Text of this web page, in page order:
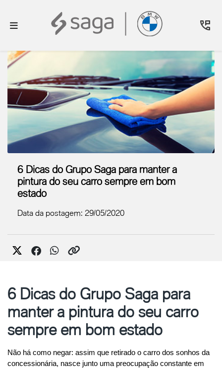
6 Dicas do Grupo Saga para manter a
pintura do seu carro sempre em bom
estado
Data da postagem: 29/05/2020
6 Dicas do Grupo Saga para
manter a pintura do seu carro
sempre em bom estado
Não há como negar: assim que retirado o carro dos sonhos da
concessionária, nasce junto uma preocupação constante em